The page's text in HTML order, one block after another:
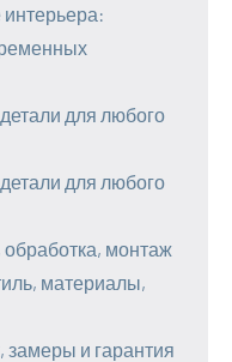
интерьера:
для любого
для любого
монтаж
материалы,
замеры и гарантия